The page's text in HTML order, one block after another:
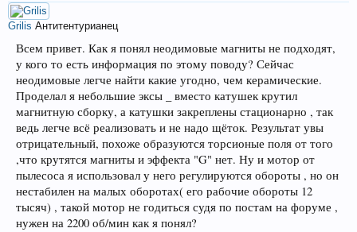
Grilis Антитентурианец
Всем привет. Как я понял неодимовые магниты не подходят,
у кого то есть информация по этому поводу? Сейчас
неодимовые легче найти какие угодно, чем керамические.
Проделал я небольшие эксы _ вместо катушек крутил
магнитную сборку, а катушки закреплены стационарно , так
ведь легче всё реализовать и не надо щёток. Результат увы
отрицательный, похоже образуются торсионые поля от того
,что крутятся магниты и эффекта "G" нет. Ну и мотор от
пылесоса я использовал у него регулируются обороты , но он
нестабилен на малых оборотах( его рабочие обороты 12
тысяч) , такой мотор не годиться судя по постам на форуме ,
нужен на 2200 об/мин как я понял?